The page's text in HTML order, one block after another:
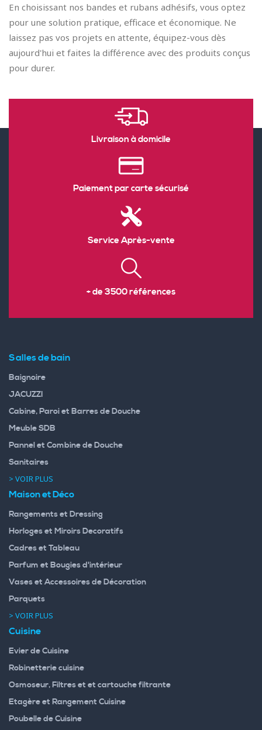
En choisissant nos bandes et rubans adhésifs, vous optez
pour une solution pratique, efficace et économique. Ne
laissez pas vos projets en attente, équipez-vous dès
aujourd'hui et faites la différence avec des produits conçus
pour durer.
Livraison à domicile
Paiement par carte sécurisé
Service Après-vente
+ de 3500 références
Salles de bain
Baignoire
JACUZZI
Cabine, Paroi et Barres de Douche
Meuble SDB
Pannel et Combine de Douche
Sanitaires
> VOIR PLUS
Maison et Déco
Rangements et Dressing
Horloges et Miroirs Decoratifs
Cadres et Tableau
Parfum et Bougies d'intérieur
Vases et Accessoires de Décoration
Parquets
> VOIR PLUS
Cuisine
Evier de Cuisine
Robinetterie cuisine
Osmoseur, Filtres et et cartouche filtrante
Etagère et Rangement Cuisine
Poubelle de Cuisine